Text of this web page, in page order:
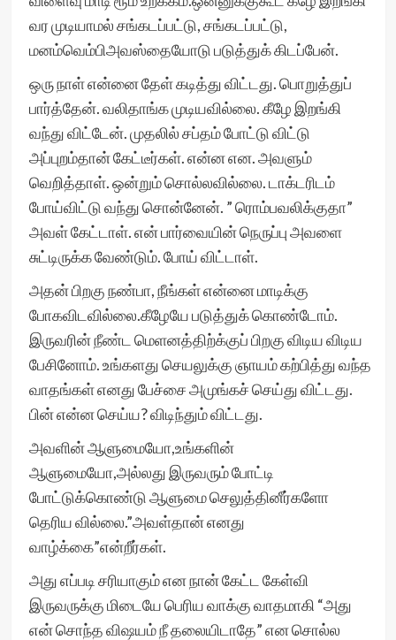
வர முடியாமல் சங்கடப்பட்டு, சங்கடப்பட்டு,
மனம்வெம்பிஅவஸ்தையோடு படுத்துக் கிடப்பேன்.
ஒரு நாள் என்னை தேள் கடித்து விட்டது. பொறுத்துப்
பார்த்தேன். வலிதாங்க முடியவில்லை. கீழே இறங்கி
வந்து விட்டேன். முதலில் சப்தம் போட்டு விட்டு
அப்புறம்தான் கேட்டீர்கள். என்ன என. அவளும்
வெறித்தாள். ஒன்றும் சொல்லவில்லை. டாக்டரிடம்
போய்விட்டு வந்து சொன்னேன். ” ரொம்பவலிக்குதா”
அவள் கேட்டாள். என் பார்வையின் நெருப்பு அவளை
சுட்டிருக்க வேண்டும். போய் விட்டாள்.
அதன் பிறகு நண்பா, நீங்கள் என்னை மாடிக்கு
போகவிடவில்லை.கீழேயே படுத்துக் கொண்டோம்.
இருவரின் நீண்ட மெளனத்திற்க்குப் பிறகு விடிய விடிய
பேசினோம். உங்களது செயலுக்கு ஞாயம் கற்பித்து வந்த
வாதங்கள் எனது பேச்சை அமுங்கச் செய்து விட்டது.
பின் என்ன செய்ய? விடிந்தும் விட்டது.
அவளின் ஆளுமையோ,உங்களின்
ஆளுமையோ,அல்லது இருவரும் போட்டி
போட்டுக்கொண்டு ஆளுமை செலுத்தினீர்களோ
தெரிய வில்லை.”அவள்தான் எனது
வாழ்க்கை”என்றீர்கள்.
அது எப்படி சரியாகும் என நான் கேட்ட கேள்வி
இருவருக்கு மிடையே பெரிய வாக்கு வாதமாகி “அது
என் சொந்த விஷயம் நீ தலையிடாதே” என சொல்ல